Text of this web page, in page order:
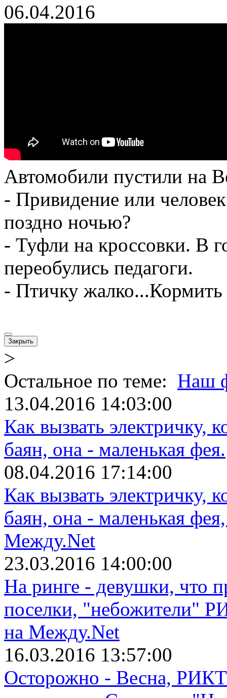
06.04.2016
Автомобили пустили на
- Привидение или
поздно ночью?
- Туфли на кроссовки. В
переобулись педагоги.
- Птичку жалко...Кормить
Закрыть
>
Остальное по теме: Наш
13.04.2016 14:03:00
Как вызвать электричку,
баян, она - маленькая фея.
08.04.2016 17:14:00
Как вызвать электричку,
баян, она - маленькая
Между.Net
23.03.2016 14:00:00
На ринге - девушки, что
поселки, "небожители"
на Между.Net
16.03.2016 13:57:00
Осторожно - Весна, РИКТ